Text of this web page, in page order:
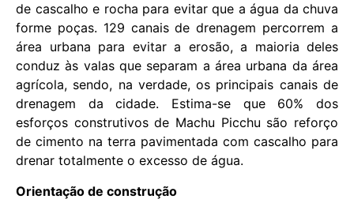
de cascalho e rocha para evitar que a água da chuva
forme poças. 129 canais de drenagem percorrem a
área urbana para evitar a erosão, a maioria deles
conduz às valas que separam a área urbana da área
agrícola, sendo, na verdade, os principais canais de
drenagem da cidade. Estima-se que 60% dos
esforços construtivos de Machu Picchu são reforço
de cimento na terra pavimentada com cascalho para
drenar totalmente o excesso de água.
Orientação de construção